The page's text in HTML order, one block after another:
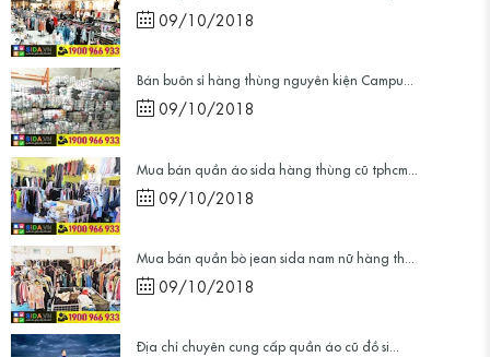
09/10/2018
Bán buôn sỉ hàng thùng nguyên kiện Campu...
09/10/2018
Mua bán quần áo sida hàng thùng cũ tphcm...
09/10/2018
Mua bán quần bò jean sida nam nữ hàng th...
09/10/2018
Địa chỉ chuyên cung cấp quần áo cũ đồ si...